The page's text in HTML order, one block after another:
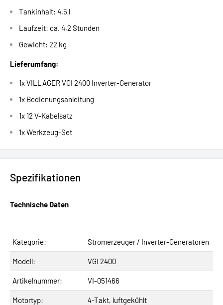
Tankinhalt: 4,5 l
Laufzeit: ca. 4,2 Stunden
Gewicht: 22 kg
Lieferumfang:
1x VILLAGER VGI 2400 Inverter-Generator
1x Bedienungsanleitung
1x 12 V-Kabelsatz
1x Werkzeug-Set
Spezifikationen
Technische Daten
Kategorie: Stromerzeuger / Inverter-Generatoren
Modell: VGI 2400
Artikelnummer: VI-051466
Motortyp: 4-Takt, luftgekühlt